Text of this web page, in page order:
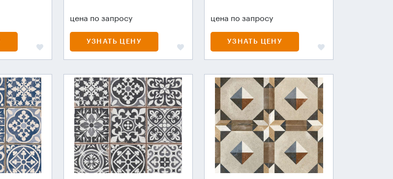
цена по запросу
УЗНАТЬ ЦЕНУ
цена по запросу
УЗНАТЬ ЦЕНУ